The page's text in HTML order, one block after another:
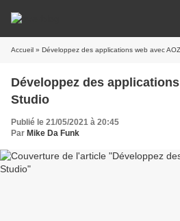
Accueil » Développez des applications web avec
Développez des
Studio
Publié le 21/05/2021 à 20:45
Par Mike Da Funk